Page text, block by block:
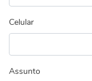
Celular
Assunto